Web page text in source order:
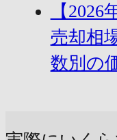
【
売却相
数別の